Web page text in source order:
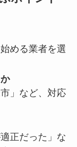
める業者を選
」など、対応
正だった」な